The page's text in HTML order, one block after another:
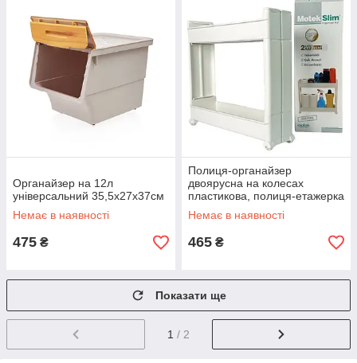
Органайзер на 12л
універсальний 35,5x27x37см
Немає в наявності
475 ₴
Полиця-органайзер
двоярусна на колесах
пластикова, полиця-етажерка
підлогова
Немає в наявності
465 ₴
Показати ще
1 / 2